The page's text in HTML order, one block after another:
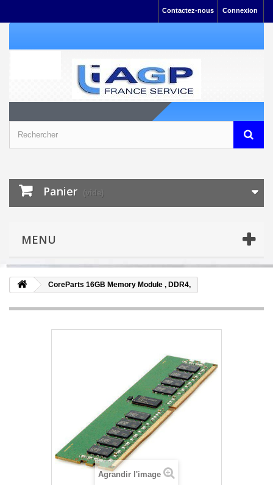
Connexion
Contactez-nous
Panier (vide)
MENU
CoreParts 16GB Memory Module , DDR4,
Agrandir l'image